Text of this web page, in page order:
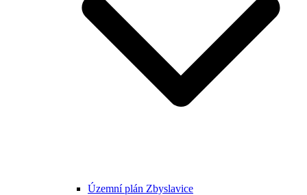
Územní plán Zbyslavice